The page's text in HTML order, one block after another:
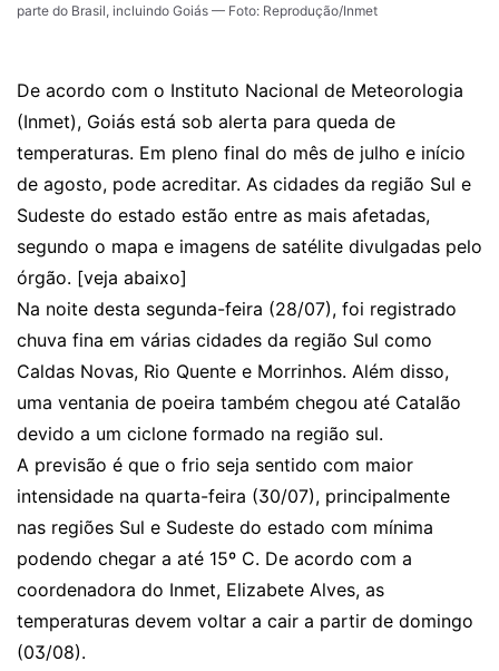
parte do Brasil, incluindo Goiás — Foto: Reprodução/Inmet
De acordo com o Instituto Nacional de Meteorologia
(Inmet), Goiás está sob alerta para queda de
temperaturas. Em pleno final do mês de julho e início
de agosto, pode acreditar. As cidades da região Sul e
Sudeste do estado estão entre as mais afetadas,
segundo o mapa e imagens de satélite divulgadas pelo
órgão. [veja abaixo]
Na noite desta segunda-feira (28/07), foi registrado
chuva fina em várias cidades da região Sul como
Caldas Novas, Rio Quente e Morrinhos. Além disso,
uma ventania de poeira também chegou até Catalão
devido a um ciclone formado na região sul.
A previsão é que o frio seja sentido com maior
intensidade na quarta-feira (30/07), principalmente
nas regiões Sul e Sudeste do estado com mínima
podendo chegar a até 15º C. De acordo com a
coordenadora do Inmet, Elizabete Alves, as
temperaturas devem voltar a cair a partir de domingo
(03/08).